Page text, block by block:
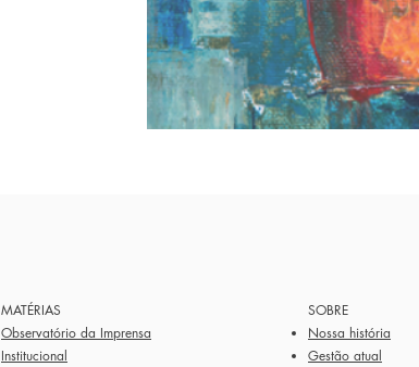
MATÉRIAS
Observatório da Imprensa
Institucional
SOBRE
Nossa história
Gestão atual